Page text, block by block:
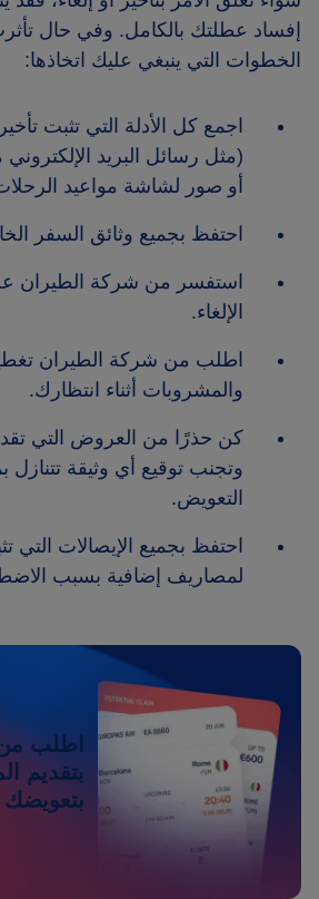
إفساد عطلتك بالكامل. وفي حال
الخطوات التي ينبغي عليك اتخاذها:
اجمع كل الأدلة التي تثبت
(مثل رسائل البريد
أو صور لشاشة مواعيد
احتفظ بجميع وثائق السفر
استفسر من شركة الطيران
الإلغاء.
اطلب من شركة الطيران
والمشروبات أثناء انتظارك.
كن حذرًا من العروض التي
وتجنب توقيع أي وثيقة
التعويض.
احتفظ بجميع الإيصالات التي
لمصاريف إضافية بسبب
بتقديم
بتعويضك